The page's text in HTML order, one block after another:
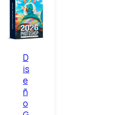
D
is
e
ñ
o